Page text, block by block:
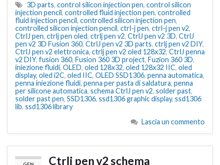
3D parts, control silicon injection pen, control silicon
injection pencil, controlled fluid injection pen, controlled
fluid injection pencil, controlled silicon injection pen,
controlled silicon injection pencil, ctrl-j pen, ctrl-j pen v2,
CtrlJ pen, ctrlj pen oled, ctrlj pen v2, CtrlJ pen v2 3D, CtrlJ
pen v2 3D Fusion 360, CtrlJ pen v2 3D parts, ctrlj pen v2 DIY,
CtrlJ pen v2 elettronica, ctrlj pen v2 oled 128x32, CtrlJ penna
v2 DIY, fusion 360, Fusion 360 3D project, Fuzion 360 3D,
iniezione fluidi, OLED, oled 128x32, oled 128x32 IIC, oled
display, oled i2C, oled IIC, OLED SSD1306, penna automatica,
penna iniezione fluidi, penna per pasta di saldatura, penna
per silicone automatica, schema CtrlJ pen v2, solder past,
solder past pen, SSD1306, ssd1306 graphic display, ssd1306
lib, ssd1306 library
Lascia un commento
Ctrlj pen v2 schema